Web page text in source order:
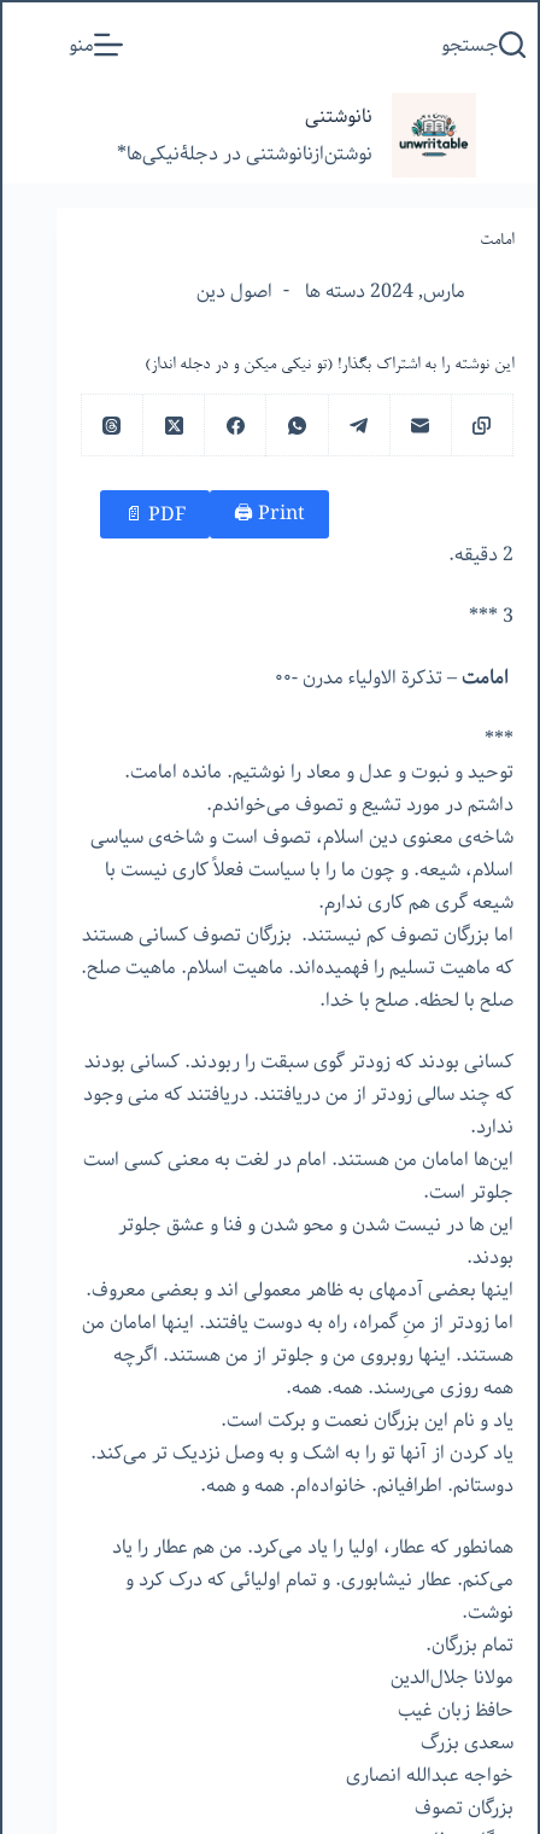
به
جستجو منو
نانوشتنی
نوشتن‌از‌نانوشتنی‌ در‌ دجلۀنیکی‌ها*
امامت
مارس, 2024 دسته ها اصول دین
این نوشته را به اشتراک بگذار! (تو نیکی میکن و در دجله انداز)
Print 🖨
PDF 📄
2 دقیقه.
3 ***
امامت– تذکرة الاولیاء مدرن -٠٠
***
توحیدونبوتوعدلومعادرا نوشتیم. ماندهامامت.
داشتمدرموردتشیعوتصوفمی‌خواندم.
شاخه‌یمعنویدیناسلام،تصوفاستوشاخه‌یسیاسی
اسلام،شیعه.وچون مارا باسیاستفعلاًکارینیستبا
شیعهگریهمکاریندارم.
اما بزرگانتصوفکمنیستند. بزرگانتصوفکسانیهستند
کهماهیتتسلیمرافهمیده‌اند. ماهیتاسلام. ماهیتصلح.
صلحبا لحظه.صلحبا خدا.
کسانیبودندکهزودترگویسبقتراربودند.کسانیبودند
کهچندسالیزودترازمندریافتند.دریافتندکهمنیوجود
ندارد.
این‌ها امامان منهستند. امامدرلغتبهمعنیکسیاست
جلوتراست.
اینهادرنیستشدنومحوشدنوفناوعشقجلوتر
بودند.
اینها بعضیآدمهایبهظاهرمعمولیاندوبعضیمعروف.
امازودترازمنِگمراه،راهبهدوستیافتند. اینها امامان من
هستند. اینهاروبرویمنوجلوترازمنهستند. اگرچه
همهروزیمی‌رسند.همه.همه.
یادوناماینبزرگان نعمتوبرکتاست.
یادکردن ازآنهاتورا بهاشکوبهوصلنزدیکترمی‌کند.
دوستانم. اطرافیانم. خانواده‌ام.همهوهمه.
همانطورکهعطار، اولیارا یادمی‌کرد. منهمعطاررا یاد
می‌کنم. عطارنیشابوری.وتماماولیائیکهدرککردو
نوشت.
تمامبزرگان.
مولانا جلال‌الدین
حافظزبان غیب
سعدیبزرگ
خواجهعبداللهانصاری
بزرگانتصوف